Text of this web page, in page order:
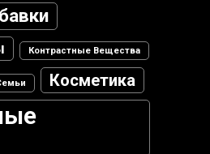
Контрастные Вещества
Косметика